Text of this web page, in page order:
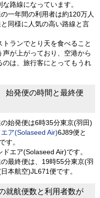
路線になっています。
一年間の利用者は約120万人
同様に人気の高い路線と言
ランでとり天を食べること
が上がっており、空港から
は、旅行客にとってもうれ
始発便の時間と最終便
始発便は6時35分東京(羽田)
ア(Solaseed Air)6J89便と
す。
エア(Solaseed Air)です。
最終便は、19時55分東京(羽
本航空)JL671便です。
就航便数と利用者数が